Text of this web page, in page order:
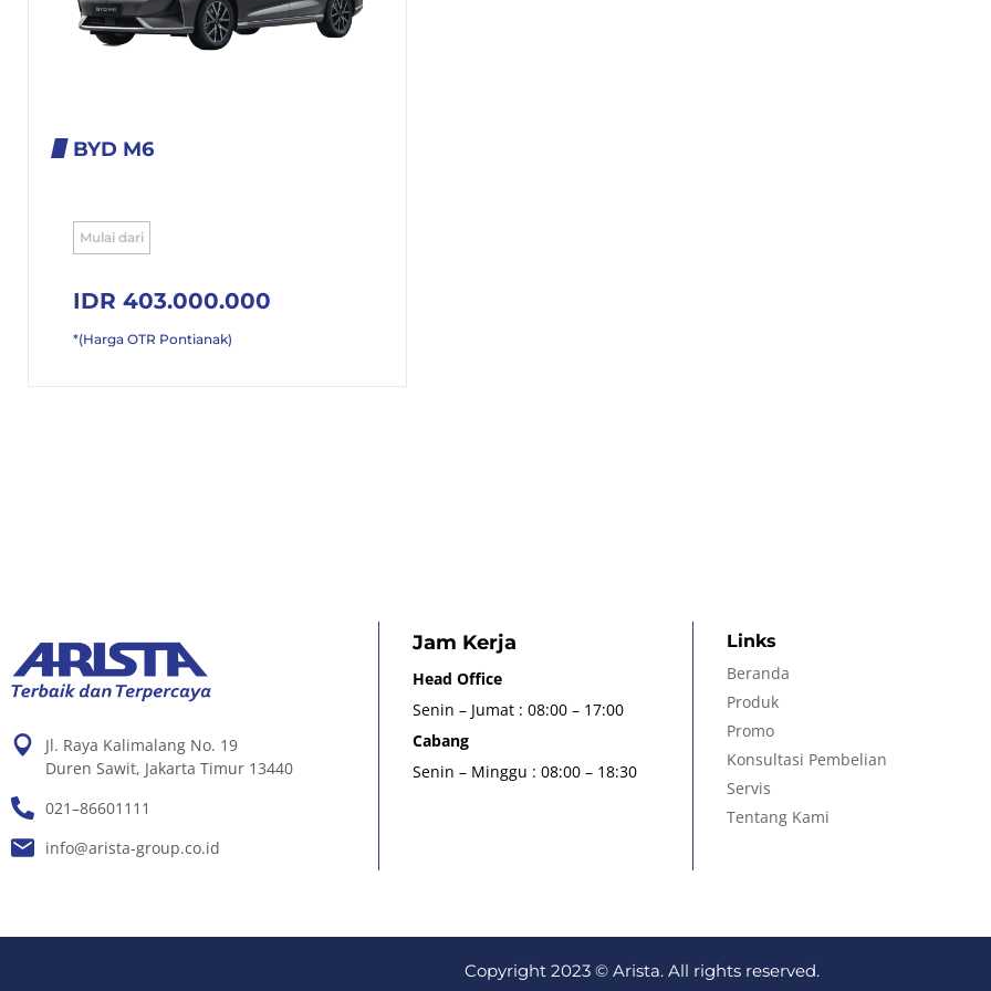
BYD M6
Mulai dari
IDR 403.000.000
*(Harga OTR Pontianak)
Jl. Raya Kalimalang No. 19
Duren Sawit, Jakarta Timur 13440
021–86601111
info@arista-group.co.id
Jam Kerja
Head Office
Senin – Jumat : 08:00 – 17:00
Cabang
Senin – Minggu : 08:00 – 18:30
Links
Beranda
Produk
Promo
Konsultasi Pembelian
Servis
Tentang Kami
Copyright 2023 © Arista. All rights reserved.